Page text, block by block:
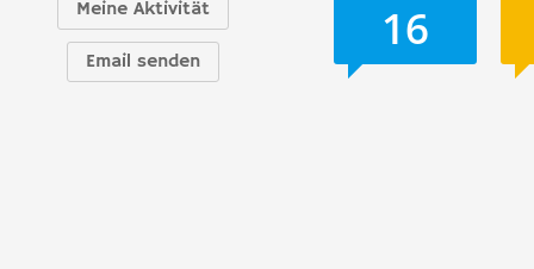
Meine Aktivität
Email senden
16